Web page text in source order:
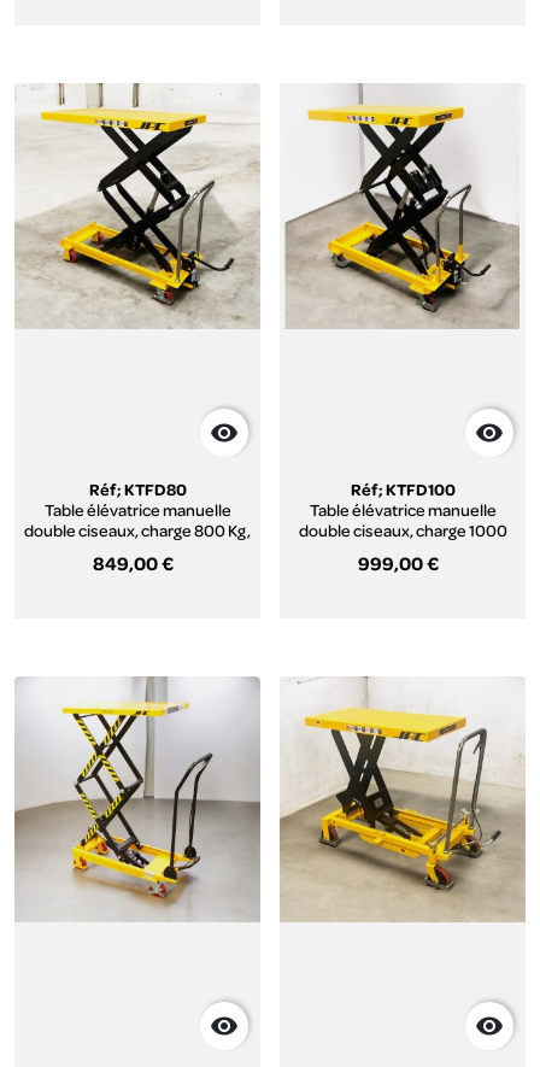

Réf; KTFD80
Table élévatrice manuelle
double ciseaux, charge 800 Kg,
849,00 €

Réf; KTFD100
Table élévatrice manuelle
double ciseaux, charge 1000
999,00 €
 